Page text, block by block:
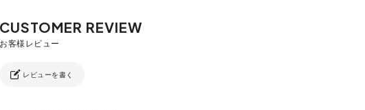
レビューを書く